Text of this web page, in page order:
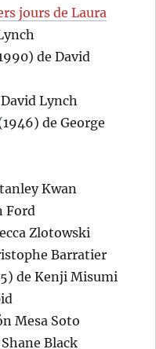
jours de Laura
de David
Lynch
de George
Kwan
Ford
Zlotowski
Barratier
de Kenji Misumi
Mesa Soto
Black